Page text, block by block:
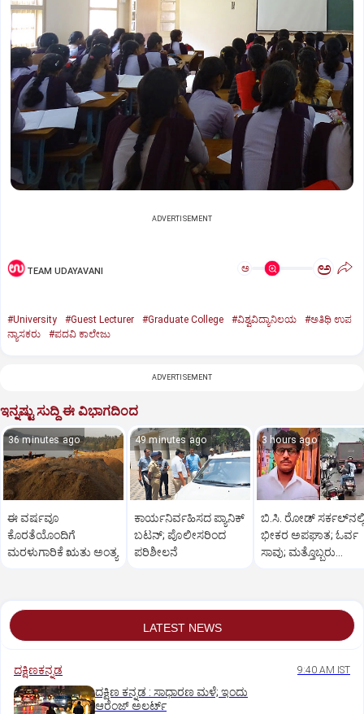
ADVERTISEMENT
TEAM UDAYAVANI ಅ ಅ
#University #Guest Lecturer #Graduate College #ವಿಶ್ವವಿದ್ಯಾನಿಲಯ
#ಅತಿಥಿ ಉಪ
ನ್ಯಾಸಕರು
#ಪದವಿ ಕಾಲೇಜು
ADVERTISEMENT
ಇನ್ನಷ್ಟು ಸುದ್ದಿ ಈ ವಿಭಾಗದಿಂದ
36 minutes ago
ಈ ವರ್ಷವೂ
ಕೊರತೆಯೊಂದಿಗೆ
ಮರಳುಗಾರಿಕೆ ಋತು ಅಂತ್ಯ
49 minutes ago
ಕಾರ್ಯನಿರ್ವಹಿಸದ ಪ್ಯಾನಿಕ್‌
ಬಟನ್‌; ಪೊಲೀಸರಿಂದ
ಪರಿಶೀಲನೆ
3 hours ago
ಬಿ.ಸಿ. ರೋಡ್‌
ಭೀಕರ ಅಪಘಾತ; ಓರ್ವ
ಸಾವು; ಮತ್ತೊಬ್ಬರು
LATEST NEWS
ದಕ್ಷಿಣಕನ್ನಡ 9:40 AM IST
ದಕ್ಷಿಣ ಕನ್ನಡ : ಸಾಧಾರಣ ಮಳೆ; ಇಂದು
ಆರೆಂಜ್‌ ಅಲರ್ಟ್